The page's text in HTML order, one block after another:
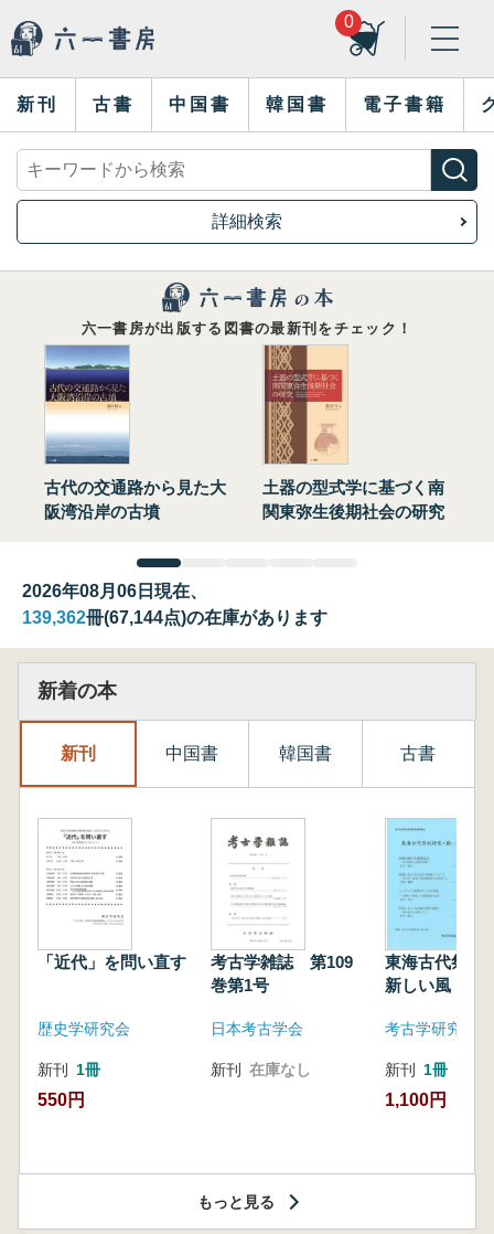
0
新刊 古書 中国書 韓国書 電子書籍
詳細検索
六一書房が出版する図書の最新刊をチェック！
古代の交通路から見た大
阪湾沿岸の古墳
土器の型式学に基づく南
関東弥生後期社会の研究
2026年08月06日現在、
139,362冊(67,144点)の在庫があります
新着の本
新刊 中国書 韓国書 古書
「近代」を問い直す
歴史学研究会
新刊 1冊
550円
考古学雑誌 第109
巻第1号
日本考古学会
新刊 在庫なし
東海古代祭祀
新しい風
考古学研究会
新刊 1冊
1,100円
もっと見る